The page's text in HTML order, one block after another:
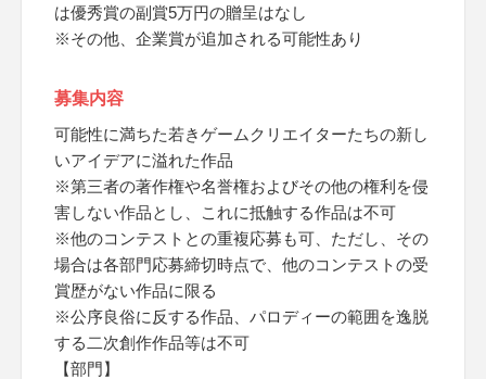
は優秀賞の副賞5万円の贈呈はなし
※その他、企業賞が追加される可能性あり
募集内容
可能性に満ちた若きゲームクリエイターたちの新し
いアイデアに溢れた作品
※第三者の著作権や名誉権およびその他の権利を侵
害しない作品とし、これに抵触する作品は不可
※他のコンテストとの重複応募も可、ただし、その
場合は各部門応募締切時点で、他のコンテストの受
賞歴がない作品に限る
※公序良俗に反する作品、パロディーの範囲を逸脱
する二次創作作品等は不可
【部門】